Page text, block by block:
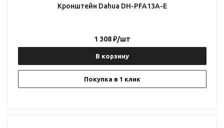
Кронштейн Dahua DH-PFA13A-E
В корзину
Покупка в 1 клик
1 308₽/шт